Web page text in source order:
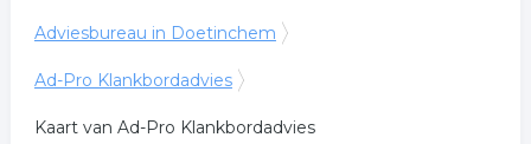
Adviesbureau in Doetinchem
Ad-Pro Klankbordadvies
Kaart van Ad-Pro Klankbordadvies